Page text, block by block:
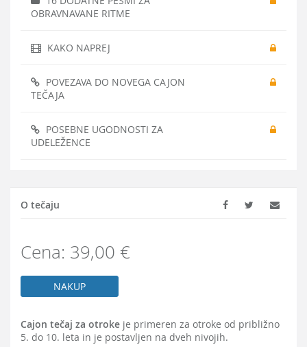
OBRAVNAVANE RITME
KAKO NAPREJ
POVEZAVA DO NOVEGA CAJON
TEČAJA
POSEBNE UGODNOSTI ZA
UDELEŽENCE
O tečaju
Cena: 39,00 €
NAKUP
Cajon tečaj za otroke je primeren za otroke od približno
5. do 10. leta in je postavljen na dveh nivojih.